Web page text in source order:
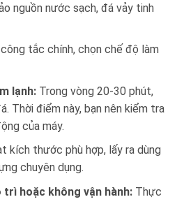
nguồn nước sạch, đá vảy tinh
tắc chính, chọn chế độ làm
lạnh:Trong vòng 20-30 phút,
Thời điểm này, bạn nên kiểm tra
của máy.
kích thước phù hợp, lấy ra dùng
chuyên dụng.
trì hoặc không vận hành:Thực